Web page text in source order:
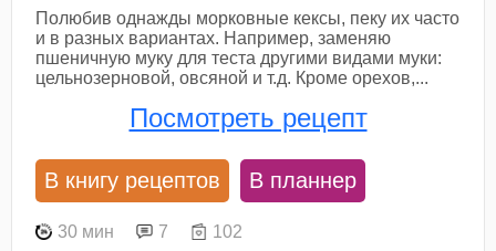
Полюбив однажды морковные кексы, пеку их часто
и в разных вариантах. Например, заменяю
пшеничную муку для теста другими видами муки:
цельнозерновой, овсяной и т.д. Кроме орехов,...
Посмотреть рецепт
В книгу рецептов В планнер
30 мин 7 102